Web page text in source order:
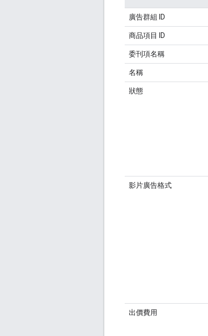
廣告群組 ID
商品項目 ID
委刊項名稱
名稱
狀態
影片廣告格式
出價費用